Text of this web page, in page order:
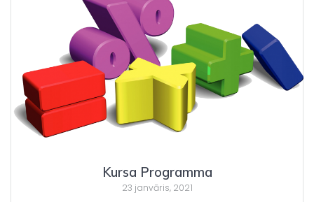
Kursa Programma
23 janvāris, 2021